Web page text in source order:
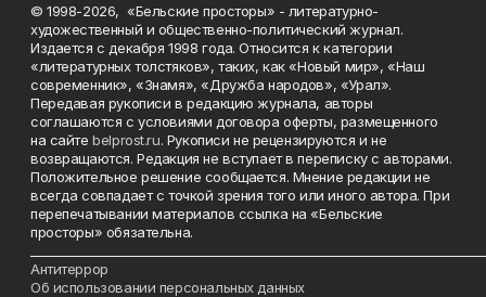
© 1998-2026, «Бельские просторы» - литературно-
художественный и общественно-политический журнал.
Издается с декабря 1998 года. Относится к категории
«литературных толстяков», таких, как «Новый мир», «Наш
современник», «Знамя», «Дружба народов», «Урал».
Передавая рукописи в редакцию журнала, авторы
соглашаются с условиями договора оферты, размещенного
на сайтеbelprost.ru. Рукописи не рецензируются и не
возвращаются. Редакция не вступает в переписку с авторами.
Положительное решение сообщается. Мнение редакции не
всегда совпадает с точкой зрения того или иного автора. При
перепечатывании материалов ссылка на «Бельские
просторы» обязательна.
Антитеррор
Об использовании персональных данных